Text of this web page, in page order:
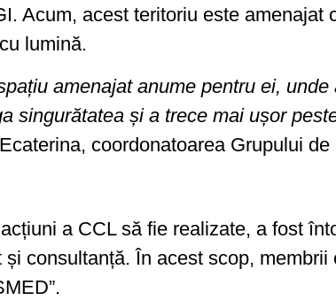
Acum, acest teritoriu este amenajat
lumină.
amenajat anume pentru ei,
singurătatea și a trece mai ușor
coordonatoarea Grupului de
a CCL să fie realizate, a fost
consultanță. În acest scop,